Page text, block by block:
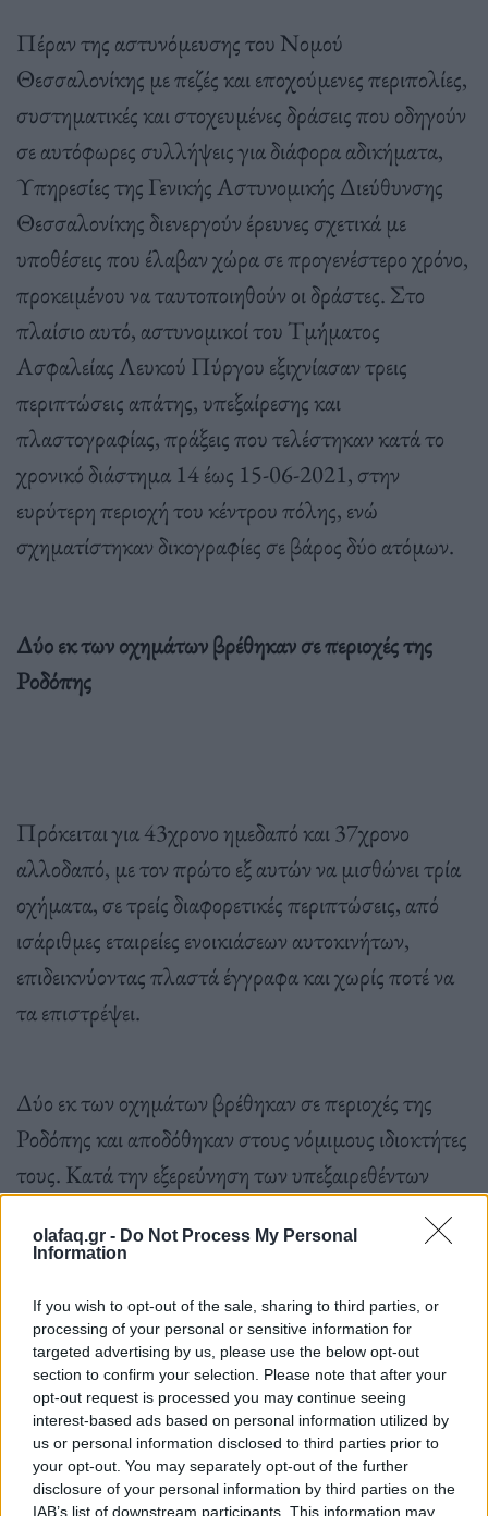
olafaq.gr - Do Not Process My Personal
Information
If you wish to opt-out of the sale, sharing to third parties, or
processing of your personal or sensitive information for
targeted advertising by us, please use the below opt-out
section to confirm your selection. Please note that after your
opt-out request is processed you may continue seeing
interest-based ads based on personal information utilized by
us or personal information disclosed to third parties prior to
your opt-out. You may separately opt-out of the further
disclosure of your personal information by third parties on the
IAB’s list of downstream participants. This information may
Πέραν της αστυνόμευσης του Νομού
Θεσσαλονίκης με πεζές και εποχούμενες περιπολίες,
συστηματικές και στοχευμένες δράσεις που οδηγούν
σε αυτόφωρες συλλήψεις για διάφορα αδικήματα,
Υπηρεσίες της Γενικής Αστυνομικής Διεύθυνσης
Θεσσαλονίκης διενεργούν έρευνες σχετικά με
υποθέσεις που έλαβαν χώρα σε προγενέστερο χρόνο,
προκειμένου να ταυτοποιηθούν οι δράστες. Στο
πλαίσιο αυτό, αστυνομικοί του Τμήματος
Ασφαλείας Λευκού Πύργου εξιχνίασαν τρεις
περιπτώσεις απάτης, υπεξαίρεσης και
πλαστογραφίας, πράξεις που τελέστηκαν κατά το
χρονικό διάστημα 14 έως 15-06-2021, στην
ευρύτερη περιοχή του κέντρου πόλης, ενώ
σχηματίστηκαν δικογραφίες σε βάρος δύο ατόμων.
Δύο εκ των οχημάτων βρέθηκαν σε περιοχές της
Ροδόπης
Πρόκειται για 43χρονο ημεδαπό και 37χρονο
αλλοδαπό, με τον πρώτο εξ αυτών να μισθώνει τρία
οχήματα, σε τρείς διαφορετικές περιπτώσεις, από
ισάριθμες εταιρείες ενοικιάσεων αυτοκινήτων,
επιδεικνύοντας πλαστά έγγραφα και χωρίς ποτέ να
τα επιστρέψει.
Δύο εκ των οχημάτων βρέθηκαν σε περιοχές της
Ροδόπης και αποδόθηκαν στους νόμιμους ιδιοκτήτες
τους. Κατά την εξερεύνηση των υπεξαιρεθέντων
Εγκληματολογικών Ερευνών Βορείου Ελλάδος
36χρονου στην υπόθεση. Σημειώνεται ότι, το τρίτο
όχημα, είχε εντοπιστεί να κινείται τον Ιούλιο του
2021 στην ευρύτερη περιοχή της Καβάλας, με
οδηγό αλλοδαπό άντρα που στερούνταν
ταξιδιωτικών εγγράφων και για τον οποίο είχε
σχηματιστεί δικογραφία από αστυνομικούς του